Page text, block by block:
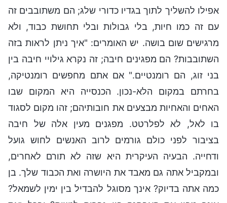
אפילו להשליך לתוך בגדיו כדורי שלג; הם משתובבים זה
עם זה כמו חיות, בלי גבולות ובלי תחושת כבוד, ולא
מרגישים שום בושה. יש האומרים: "איך ניתן לראות בזה
השתובבות? הם מפגינים חיבה; זה נקרא גילויי חיבה בין
בני זוג, הם רומנטיים." אם אתם מחפשים רומנטיקה,
בחרתם במקום הלא-נכון. הכנסייה היא המקום שבו
האחים והאחיות מבצעים את חובותיהם; זהו מקום לסגוד
בו לאל, לא לפלרטט. מפגנים מעין אלה של חיבה
בציבור לפני כולם גורמים לרוב האנשים לחוש גועל
ודחייה. הבעיה העיקרית היא שזה לא תורם לאחרים,
ובמקביל אתה גם מאבד את היושרה ואת הכבוד שלך. בן
כמה אתה בדיוק? אינך מסוגל להבדיל בין ימין לשמאל?